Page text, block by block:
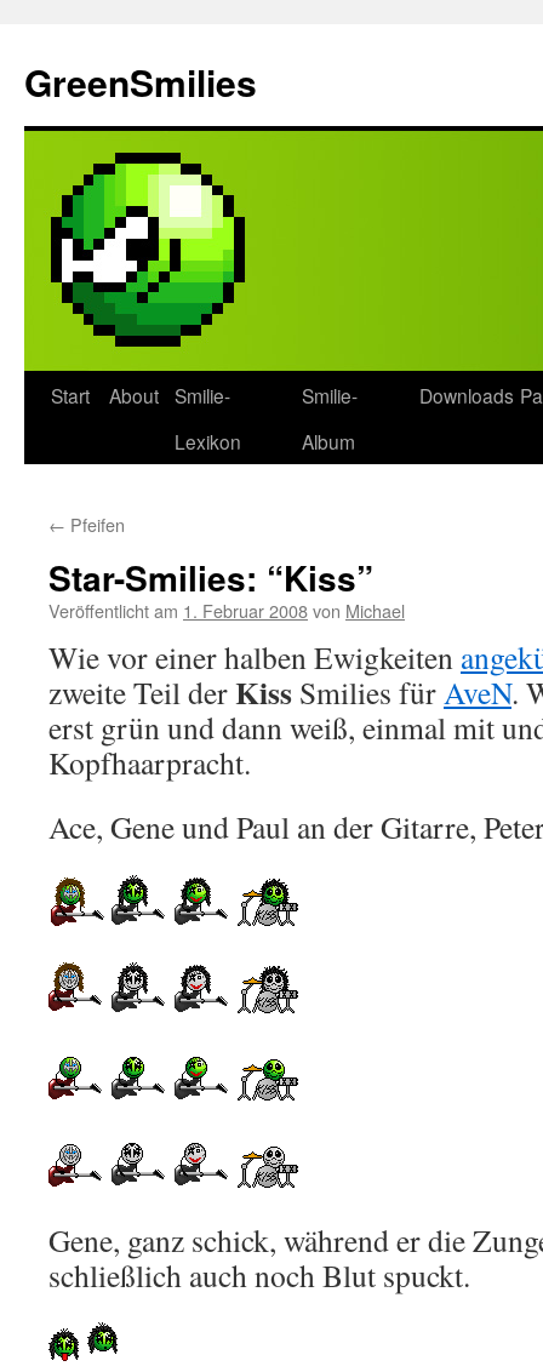
springen
GreenSmilies
Start About Smilie-
Lexikon
Smilie-
Album
Downloads
← Pfeifen
Star-Smilies: “Kiss”
Veröffentlicht am 1. Februar 2008von Michael
Wie vor einer halben Ewigkeiten
zweite Teil derKiss Smilies fürAveN.
erst grün und dann weiß, einmal mit
Kopfhaarpracht.
Ace, Gene und Paul an der Gitarre,
Gene, ganz schick, während er die
schließlich auch noch Blut spuckt.